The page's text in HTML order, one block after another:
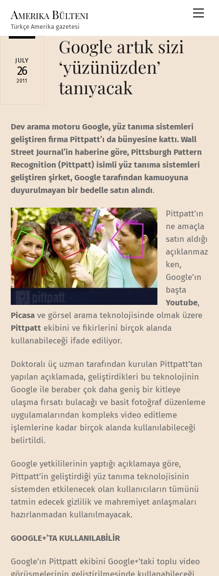
content
Amerika Bülteni
Türkçe Amerika gazetesi
JULY
26
2011
Google artık sizi
‘yüzünüzden’
tanıyacak
Dev arama motoru Google, yüz tanıma sistemleri
geliştiren firma Pittpatt’ı da bünyesine kattı. Wall
Street Journal’in haberine göre, Pittsburgh Pattern
Recognition (Pittpatt) isimli yüz tanıma sistemleri
geliştiren şirket, Google tarafından kamuoyuna
duyurulmayan bir bedelle satın alındı.
Pittpatt’ın
ne amaçla
satın aldığı
açıklanmaz
ken,
Google’ın
başta
Youtube,
Picasa ve görsel arama teknolojisinde olmak üzere
Pittpatt ekibini ve fikirlerini birçok alanda
kullanabileceği ifade ediliyor.
Doktoralı üç uzman tarafından kurulan Pittpatt’tan
yapılan açıklamada, geliştirdikleri bu teknolojinin
Google ile beraber çok daha geniş bir kitleye
ulaşma fırsatı bulacağı ve basit fotoğraf düzenleme
uygulamalarından kompleks video editleme
işlemlerine kadar birçok alanda kullanılabileceği
belirtildi.
Google yetkililerinin yaptığı açıklamaya göre,
Pittpatt’in geliştirdiği yüz tanıma teknolojisinin
sistemden etkilenecek olan kullanıcıların tümünü
tatmin edecek gizlilik ve mahremiyet anlaşmaları
hazırlanmadan kullanılmayacak.
GOOGLE+’TA KULLANILABİLİR
Google’ın Pittpatt ekibini Google+’taki toplu video